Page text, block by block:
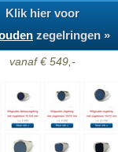
Klik hier voor
zegelringen »
vanaf € 549,-